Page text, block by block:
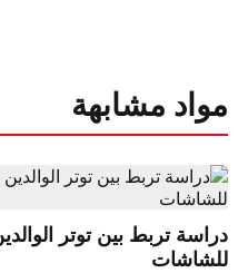
مواد مشابهة
دراسة تربط بين توتر
للشاشات